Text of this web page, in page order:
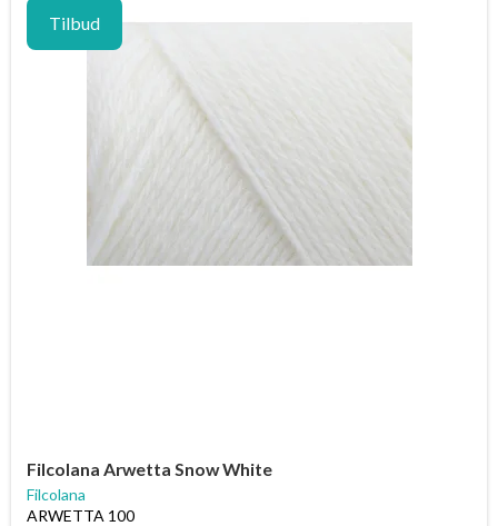
Tilbud
Filcolana Arwetta Snow White
Filcolana
ARWETTA 100